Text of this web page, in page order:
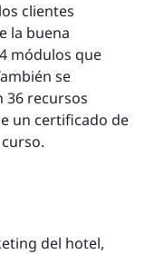
clientes
la buena
módulos que
se
recursos
un certificado de
del hotel,